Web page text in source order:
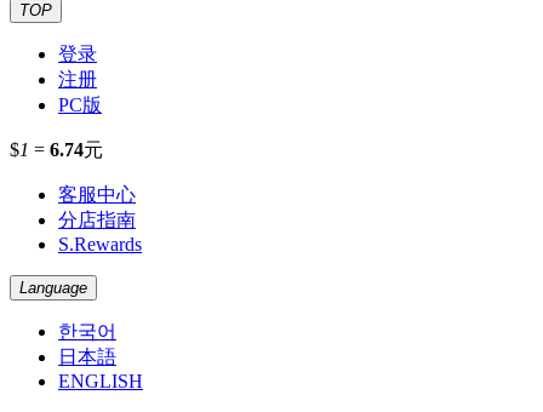
TOP
登录
注册
PC版
$1 = 6.74元
客服中心
分店指南
S.Rewards
Language
한국어
日本語
ENGLISH